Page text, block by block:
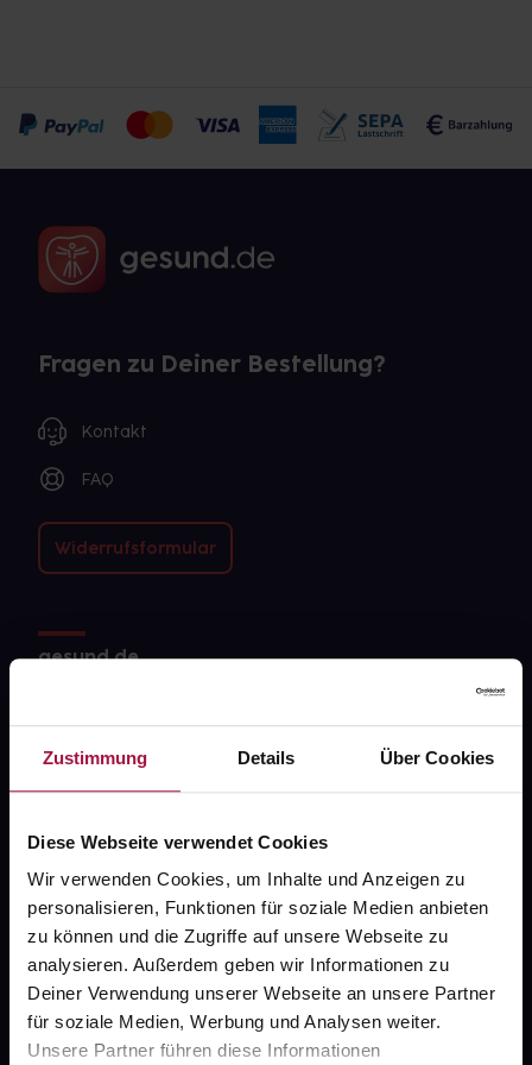
Zustimmung Details Über Cookies
Diese Webseite verwendet Cookies
Wir verwenden Cookies, um Inhalte und Anzeigen zu
personalisieren, Funktionen für soziale Medien anbieten
zu können und die Zugriffe auf unsere Webseite zu
analysieren. Außerdem geben wir Informationen zu
Deiner Verwendung unserer Webseite an unsere Partner
für soziale Medien, Werbung und Analysen weiter.
Unsere Partner führen diese Informationen
Fragen zu Deiner Bestellung?
Kontakt
FAQ
Widerrufsformular
gesund.de
Karriere
Newsletter
Barrierefreiheitserklärung
PAYBACK
gesund-versorger.de
Sanitätshäuser
Datenschutz